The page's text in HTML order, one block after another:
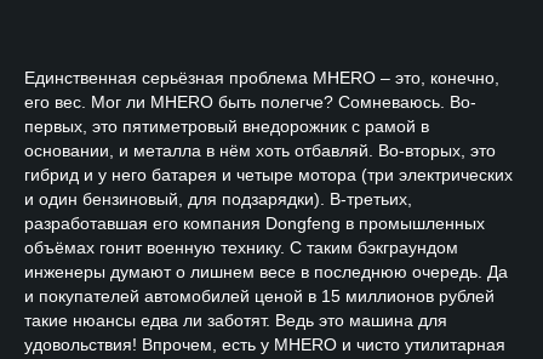
Единственная серьёзная проблема MHERO – это, конечно,
его вес. Мог ли MHERO быть полегче? Сомневаюсь. Во-
первых, это пятиметровый внедорожник с рамой в
основании, и металла в нём хоть отбавляй. Во-вторых, это
гибрид и у него батарея и четыре мотора (три электрических
и один бензиновый, для подзарядки). В-третьих,
разработавшая его компания Dongfeng в промышленных
объёмах гонит военную технику. С таким бэкграундом
инженеры думают о лишнем весе в последнюю очередь. Да
и покупателей автомобилей ценой в 15 миллионов рублей
такие нюансы едва ли заботят. Ведь это машина для
удовольствия! Впрочем, есть у MHERO и чисто утилитарная